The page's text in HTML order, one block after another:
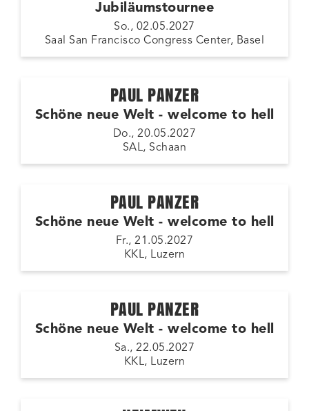
Jubiläumstournee
So., 02.05.2027
Saal San Francisco Congress Center, Basel
PAUL PANZER
Schöne neue Welt - welcome to hell
Do., 20.05.2027
SAL, Schaan
PAUL PANZER
Schöne neue Welt - welcome to hell
Fr., 21.05.2027
KKL, Luzern
PAUL PANZER
Schöne neue Welt - welcome to hell
Sa., 22.05.2027
KKL, Luzern